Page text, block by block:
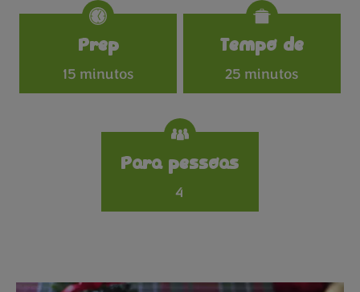
Specifications
Prep
15 minutos
Tempo de
25 minutos
Para pessoas
4